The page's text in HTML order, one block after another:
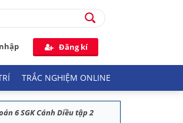
Đăng kí
TRẮC NGHIỆM ONLINE
6 SGK Cánh Diều tập 2